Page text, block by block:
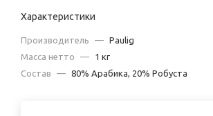
Характеристики
Производитель — Paulig
Масса нетто
—
1 кг
Состав
— 80% Арабика, 20% Робуста